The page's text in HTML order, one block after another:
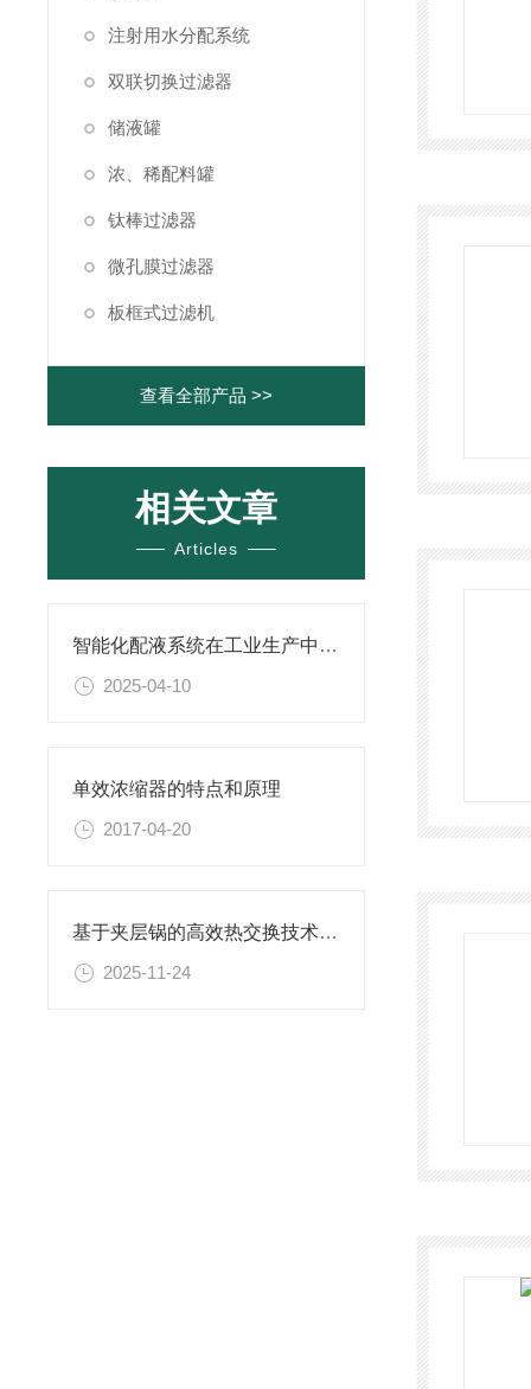
注射用水分配系统
双联切换过滤器
储液罐
浓、稀配料罐
钛棒过滤器
微孔膜过滤器
板框式过滤机
查看全部产品 >>
相关文章
Articles
智能化配液系统在工业生产中的应用与挑战
2025-04-10
单效浓缩器的特点和原理
2017-04-20
基于夹层锅的高效热交换技术及其应用
2025-11-24